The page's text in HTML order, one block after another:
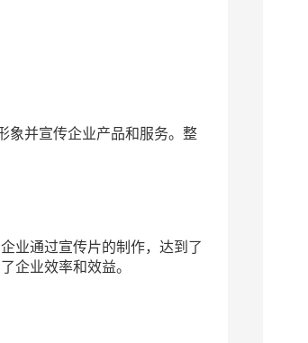
象并宣传企业产品和服务。整
业通过宣传片的制作，达到了
企业效率和效益。